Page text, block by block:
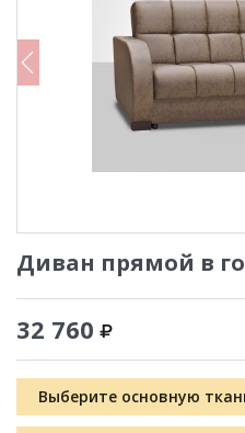
Диван прямой в
32 760
Выберите основную